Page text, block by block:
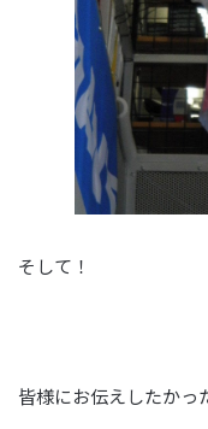
そして！
皆様にお伝えしたかっ